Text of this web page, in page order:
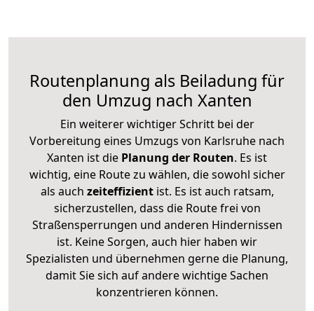
Routenplanung als Beiladung für
den Umzug nach Xanten
Ein weiterer wichtiger Schritt bei der
Vorbereitung eines Umzugs von Karlsruhe nach
Xanten ist die Planung der Routen. Es ist
wichtig, eine Route zu wählen, die sowohl sicher
als auch zeiteffizientist. Es ist auch ratsam,
sicherzustellen, dass die Route frei von
Straßensperrungen und anderen Hindernissen
ist. Keine Sorgen, auch hier haben wir
Spezialisten und übernehmen gerne die Planung,
damit Sie sich auf andere wichtige Sachen
konzentrieren können.